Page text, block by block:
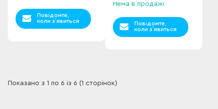
Повідомте,
коли з`явиться
Нема в продажі
Повідомте,
коли з`явиться
Показано з 1 по 6 із 6 (1 сторінок)